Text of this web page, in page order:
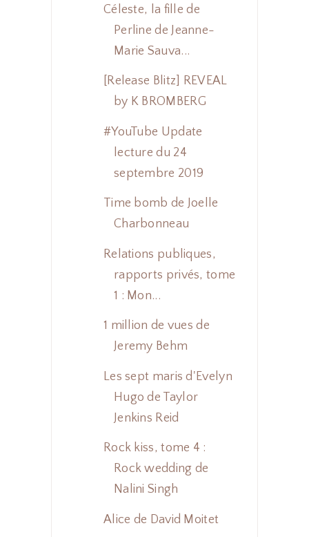
Céleste, la fille de
Perline de Jeanne-
Marie Sauva...
[Release Blitz] REVEAL
by K BROMBERG
#YouTube Update
lecture du 24
septembre 2019
Time bomb de Joelle
Charbonneau
Relations publiques,
rapports privés, tome
1 : Mon...
1 million de vues de
Jeremy Behm
Les sept maris d'Evelyn
Hugo de Taylor
Jenkins Reid
Rock kiss, tome 4 :
Rock wedding de
Nalini Singh
Alice de David Moitet